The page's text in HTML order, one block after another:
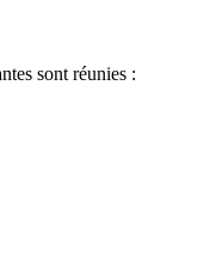
sont réunies :